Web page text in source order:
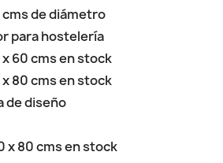
de diámetro
para hostelería
60 cms en stock
80 cms en stock
de diseño
x 80 cms en stock